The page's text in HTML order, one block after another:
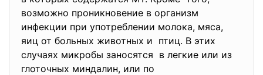
возможно проникновение в организм
инфекции при употреблении молока, мяса,
яиц от больных животных и птиц. В этих
случаях микробы заносятся в легкие или из
глоточных миндалин, или по